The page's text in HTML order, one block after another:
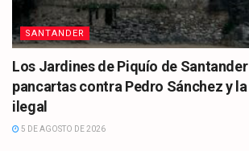
SANTANDER
Los Jardines de Piquío de
pancartas contra Pedro Sánchez y
ilegal
5 DE AGOSTO DE 2026